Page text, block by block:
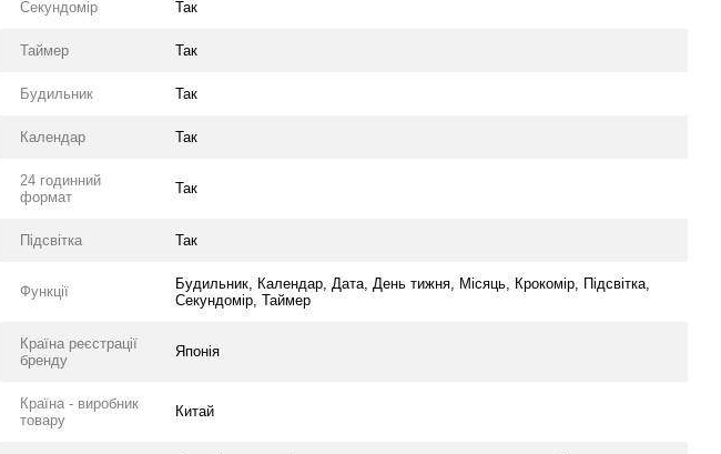
Секундомір Так
Таймер Так
Будильник Так
Календар Так
24 годинний
формат
Так
Підсвітка Так
Функції
Будильник, Календар, Дата, День тижня, Місяць, Крокомір, Підсвітка,
Секундомір, Таймер
Країна реєстрації
бренду
Японія
Країна - виробник
товару
Китай